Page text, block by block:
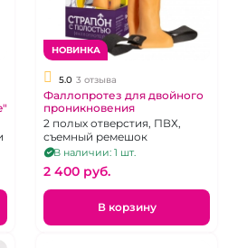
НОВИНКА
5.0 3 отзыва
Фаллопротез для двойного
проникновения
2 полых отверстия, ПВХ,
съемный ремешок
В наличии: 1 шт.
2 400 pуб.
В корзину